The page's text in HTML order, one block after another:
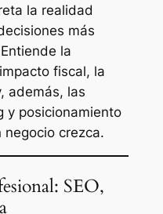
la realidad
más
la
fiscal, la
además, las
y posicionamiento
crezca.
SEO,